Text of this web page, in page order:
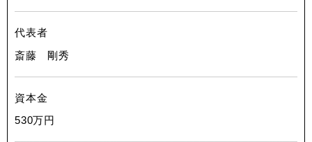
代表者
斎藤 剛秀
資本金
530万円